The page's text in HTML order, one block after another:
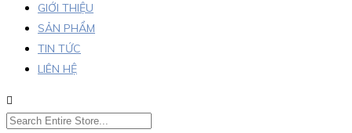
GIỚI THIỆU
SẢN PHẨM
TIN TỨC
LIÊN HỆ